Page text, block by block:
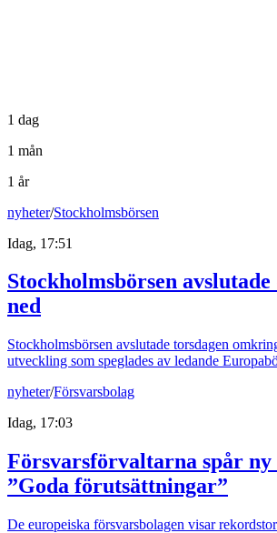
1 dag
1 mån
1 år
nyheter/Stockholmsbörsen
Idag, 17:51
Stockholmsbörsen avslutade
ned
Stockholmsbörsen avslutade torsdagen
utveckling som speglades av ledande
nyheter/Försvarsbolag
Idag, 17:03
Försvarsförvaltarna spår
”Goda förutsättningar”
De europeiska försvarsbolagen visar